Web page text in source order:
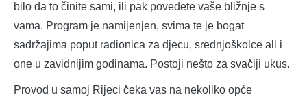
bilo da to činite sami, ili pak povedete vaše bližnje s
vama. Program je namijenjen, svima te je bogat
sadržajima poput radionica za djecu, srednjoškolce ali i
one u zavidnijim godinama. Postoji nešto za svačiji ukus.
Provod u samoj Rijeci čeka vas na nekoliko opće